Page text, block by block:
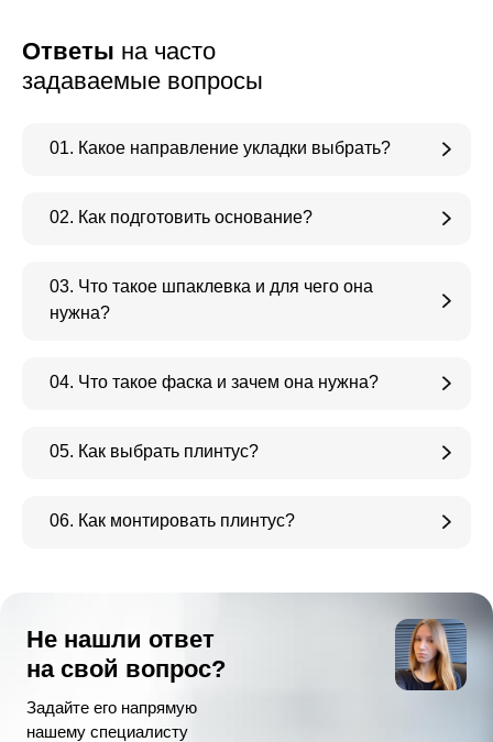
Ответы на часто
задаваемые вопросы
01. Какое направление укладки выбрать?
02. Как подготовить основание?
03. Что такое шпаклевка и для чего она
нужна?
04. Что такое фаска и зачем она нужна?
05. Как выбрать плинтус?
06. Как монтировать плинтус?
Не нашли ответ
на свой вопрос?
Задайте его напрямую
нашему специалисту